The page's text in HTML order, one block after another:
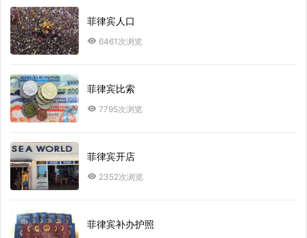
菲律宾人口
6461次浏览
菲律宾比索
7795次浏览
菲律宾开店
2352次浏览
菲律宾补办护照